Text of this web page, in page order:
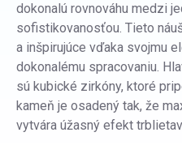
dokonalú rovnováhu medzi
sofistikovanosťou. Tieto
a inšpirujúce vďaka svojmu
dokonalému spracovaniu.
sú kubické zirkóny, ktoré
kameň je osadený tak, že
vytvára úžasný efekt